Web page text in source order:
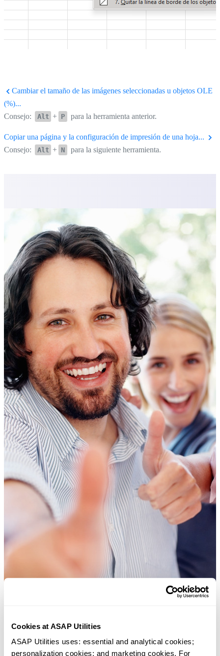
Cookies at ASAP Utilities
ASAP Utilities uses: essential and analytical cookies;
personalization cookies; and marketing cookies. For
Cambiar el tamaño de las imágenes seleccionadas u objetos OLE
(%)...
Consejo:
Alt + P para la herramienta anterior.
Copiar una página y la configuración de impresión de una hoja...
Consejo:
Alt + N para la siguiente herramienta.
Herramientas prácticas que muchos usuarios desearían tener en Excel.